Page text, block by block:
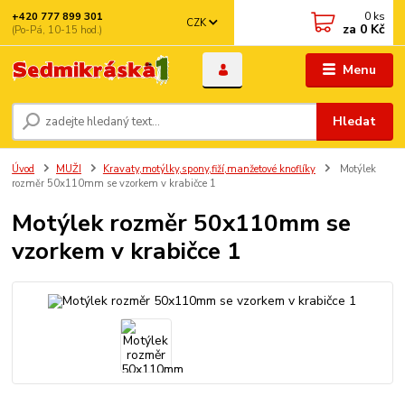
Menu
CZK
Hledat
+420 777 899 301
(Po-Pá, 10-15 hod.)
0 ks
za 0 Kč
Úvod MUŽI Kravaty,motýlky,spony,fiží,manžetové knoflíky
Motýlek
rozměr 50x110mm se vzorkem v krabičce 1
Motýlek rozměr 50x110mm se
vzorkem v krabičce 1